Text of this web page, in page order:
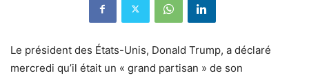
Le président des États-Unis, Donald Trump, a déclaré
mercredi qu’il était un « grand partisan » de son